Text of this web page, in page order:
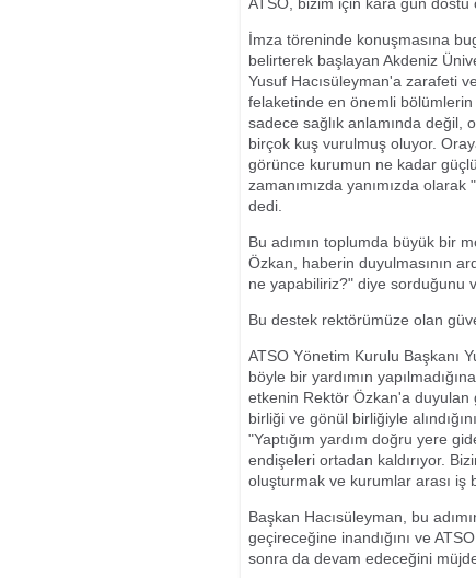
İmza töreninde konuşmasına
belirterek başlayan Akdeniz
Yusuf Hacısüleyman'a zarafeti
felaketinde en önemli
sadece sağlık anlamında değil,
birçok kuş vurulmuş oluyor.
görünce kurumun ne kadar
zamanımızda yanımızda
dedi.
Bu adımın toplumda büyük bir
Özkan, haberin duyulmasının
ne yapabiliriz?" diye sorduğunu
Bu destek rektörümüze olan
ATSO Yönetim Kurulu Başkanı
böyle bir yardımın
etkenin Rektör Özkan'a duyulan
birliği ve gönül birliğiyle
"Yaptığım yardım doğru yere
endişeleri ortadan kaldırıyor.
oluşturmak ve kurumlar arası iş
Başkan Hacısüleyman, bu
geçireceğine inandığını ve
sonra da devam edeceğini